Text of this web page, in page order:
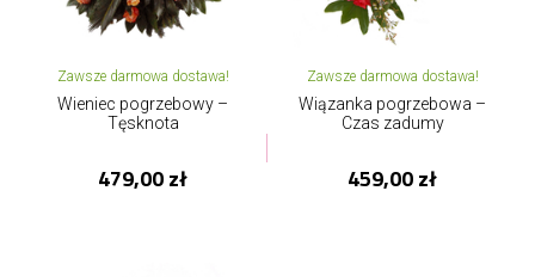
Zawsze darmowa dostawa!
Wieniec pogrzebowy –
Tęsknota
479,00 zł
Zawsze darmowa dostawa!
Wiązanka pogrzebowa –
Czas zadumy
459,00 zł